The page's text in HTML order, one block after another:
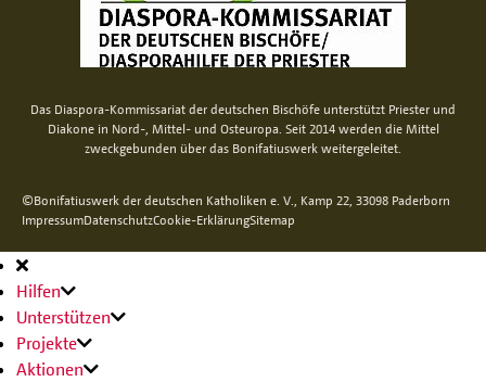
Das Diaspora-Kommissariat der deutschen Bischöfe unterstützt Priester und
Diakone in Nord-, Mittel- und Osteuropa. Seit 2014 werden die Mittel
zweckgebunden über das Bonifatiuswerk weitergeleitet.
©Bonifatiuswerk der deutschen Katholiken e. V., Kamp 22, 33098 Paderborn
ImpressumDatenschutzCookie-ErklärungSitemap
Hauptnavigation
Hilfen
Unterstützen
Projekte
Aktionen